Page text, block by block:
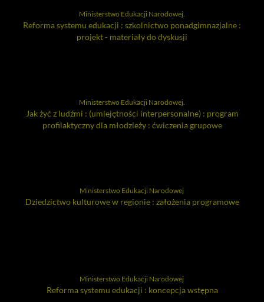
Ministerstwo Edukacji Narodowej.
Reforma systemu edukacji : szkolnictwo ponadgimnazjalne :
projekt - materiały do dyskusji
Ministerstwo Edukacji Narodowej.
Jak żyć z ludźmi : (umiejętności interpersonalne) : program
profilaktyczny dla młodzieży : ćwiczenia grupowe
Ministerstwo Edukacji Narodowej
Dziedzictwo kulturowe w regionie : założenia programowe
Ministerstwo Edukacji Narodowej
Reforma systemu edukacji : koncepcja wstępna